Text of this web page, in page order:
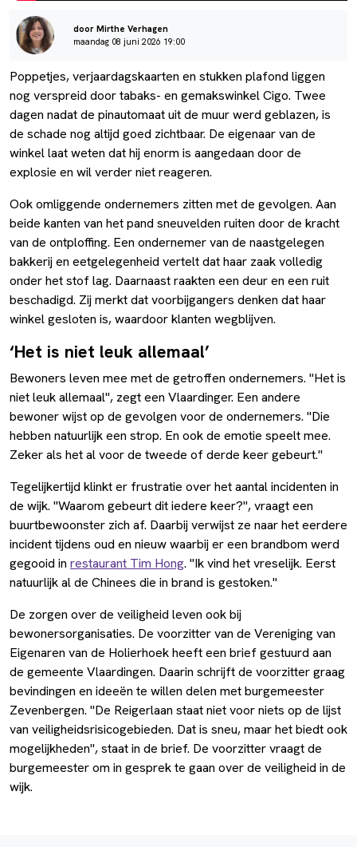
door Mirthe Verhagen
maandag 08 juni 2026 19:00
Poppetjes, verjaardagskaarten en stukken plafond liggen
nog verspreid door tabaks- en gemakswinkel Cigo. Twee
dagen nadat de pinautomaat uit de muur werd geblazen, is
de schade nog altijd goed zichtbaar. De eigenaar van de
winkel laat weten dat hij enorm is aangedaan door de
explosie en wil verder niet reageren.
Ook omliggende ondernemers zitten met de gevolgen. Aan
beide kanten van het pand sneuvelden ruiten door de kracht
van de ontploffing. Een ondernemer van de naastgelegen
bakkerij en eetgelegenheid vertelt dat haar zaak volledig
onder het stof lag. Daarnaast raakten een deur en een ruit
beschadigd. Zij merkt dat voorbijgangers denken dat haar
winkel gesloten is, waardoor klanten wegblijven.
‘Het is niet leuk allemaal’
Bewoners leven mee met de getroffen ondernemers. "Het is
niet leuk allemaal", zegt een Vlaardinger. Een andere
bewoner wijst op de gevolgen voor de ondernemers. "Die
hebben natuurlijk een strop. En ook de emotie speelt mee.
Zeker als het al voor de tweede of derde keer gebeurt."
Tegelijkertijd klinkt er frustratie over het aantal incidenten in
de wijk. "Waarom gebeurt dit iedere keer?", vraagt een
buurtbewoonster zich af. Daarbij verwijst ze naar het eerdere
incident tijdens oud en nieuw waarbij er een brandbom werd
gegooid in restaurant Tim Hong. "Ik vind het vreselijk. Eerst
natuurlijk al de Chinees die in brand is gestoken."
De zorgen over de veiligheid leven ook bij
bewonersorganisaties. De voorzitter van de Vereniging van
Eigenaren van de Holierhoek heeft een brief gestuurd aan
de gemeente Vlaardingen. Daarin schrijft de voorzitter graag
bevindingen en ideeën te willen delen met burgemeester
Zevenbergen. "De Reigerlaan staat niet voor niets op de lijst
van veiligheidsrisicogebieden. Dat is sneu, maar het biedt ook
mogelijkheden", staat in de brief. De voorzitter vraagt de
burgemeester om in gesprek te gaan over de veiligheid in de
wijk.